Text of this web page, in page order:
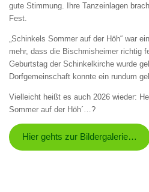
gute Stimmung. Ihre Tanzeinlagen
Fest.
„Schinkels Sommer auf der Höh“ war
mehr, dass die Bischmisheimer richtig
Geburtstag der Schinkelkirche wurde
Dorfgemeinschaft konnte ein rundum
Vielleicht heißt es auch 2026 wieder:
Sommer auf der Höh´…?
Hier gehts zur Bildergalerie…